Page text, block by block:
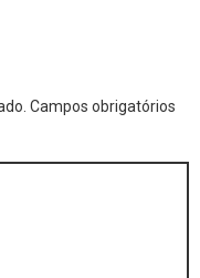
Campos obrigatórios